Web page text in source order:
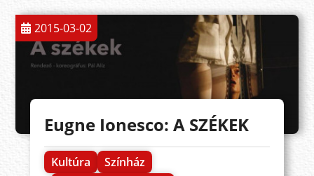
2015-03-02
Eugne Ionesco: A SZÉKEK
Kultúra
Színház